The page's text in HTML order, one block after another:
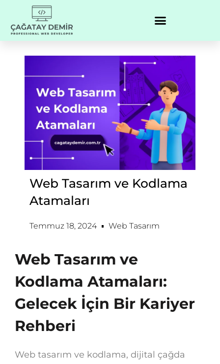
Web Tasarım ve Kodlama
Atamaları
Temmuz 18, 2024 Web Tasarım
Web Tasarım ve
Kodlama Atamaları:
Gelecek İçin Bir Kariyer
Rehberi
Web tasarım ve kodlama, dijital çağda